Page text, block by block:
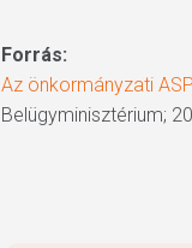
Forrás:
Az önkormányzati
Belügyminisztérium;